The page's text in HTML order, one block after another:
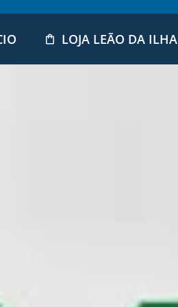
LOJA LEÃO DA ILHA